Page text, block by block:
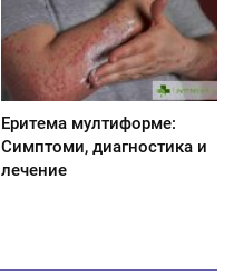
Еритема мултиформе:
Симптоми, диагностика и
лечение